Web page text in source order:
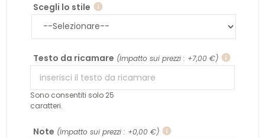
Scegli lo stile info
Testo da ricamare (Impatto sui prezzi : +7,00 €) info
Sono consentiti solo 25
caratteri.
Note (Impatto sui prezzi : +0,00 €) info